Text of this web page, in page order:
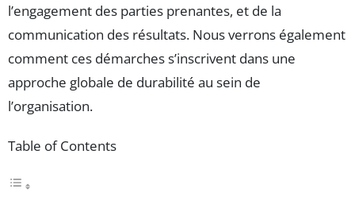
l’engagement des parties prenantes, et de la
communication des résultats. Nous verrons également
comment ces démarches s’inscrivent dans une
approche globale de durabilité au sein de
l’organisation.
Table of Contents